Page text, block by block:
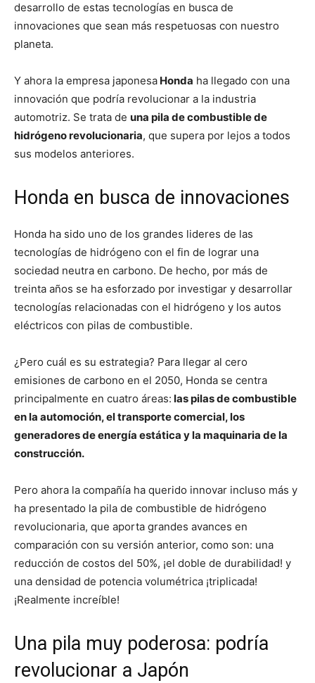
desarrollo de estas tecnologías en busca de
innovaciones que sean más respetuosas con nuestro
planeta.
Y ahora la empresa japonesa Honda ha llegado con una
innovación que podría revolucionar a la industria
automotriz. Se trata de una pila de combustible de
hidrógeno revolucionaria, que supera por lejos a todos
sus modelos anteriores.
Honda en busca de innovaciones
Honda ha sido uno de los grandes lideres de las
tecnologías de hidrógeno con el fin de lograr una
sociedad neutra en carbono. De hecho, por más de
treinta años se ha esforzado por investigar y desarrollar
tecnologías relacionadas con el hidrógeno y los autos
eléctricos con pilas de combustible.
¿Pero cuál es su estrategia? Para llegar al cero
emisiones de carbono en el 2050, Honda se centra
principalmente en cuatro áreas: las pilas de combustible
en la automoción, el transporte comercial, los
generadores de energía estática y la maquinaria de la
construcción.
Pero ahora la compañía ha querido innovar incluso más y
ha presentado la pila de combustible de hidrógeno
revolucionaria, que aporta grandes avances en
comparación con su versión anterior, como son: una
reducción de costos del 50%, ¡el doble de durabilidad! y
una densidad de potencia volumétrica ¡triplicada!
¡Realmente increíble!
Una pila muy poderosa: podría
revolucionar a Japón